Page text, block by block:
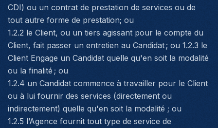
CDI) ou un contrat de prestation de services ou de
tout autre forme de prestation; ou
1.2.2 le Client, ou un tiers agissant pour le compte du
Client, fait passer un entretien au Candidat ; ou 1.2.3 le
Client Engage un Candidat quelle qu'en soit la modalité
ou la finalité ; ou
1.2.4 un Candidat commence à travailler pour le Client
ou à lui fournir des services (directement ou
indirectement) quelle qu'en soit la modalité ; ou
1.2.5 l’Agence fournit tout type de service de